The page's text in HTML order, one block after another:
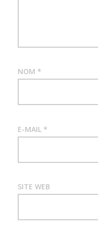
NOM *
E-MAIL *
SITE WEB